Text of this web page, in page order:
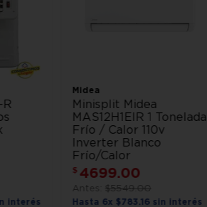
interés
Midea
Minisplit Midea
MAS12H1EIR 1 Tonelada
Frío / Calor 110v
Inverter Blanco
Frío/Calor
$ 4699.00
$5549.00
Hasta 6x $ 783 .16sin interés